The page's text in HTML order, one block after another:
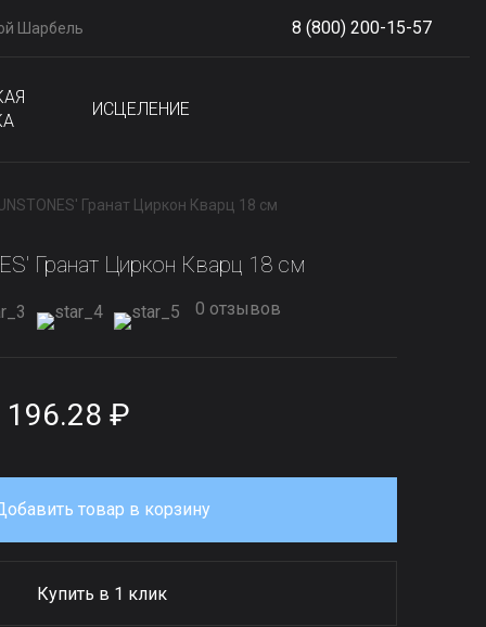
Шарбель 8 (800) 200-15-57
ИСЦЕЛЕНИЕ
Гранат Циркон Кварц 18 см
Гранат Циркон Кварц 18 см
0 отзывов
196.28 ₽
товар в корзину
Купить в 1 клик